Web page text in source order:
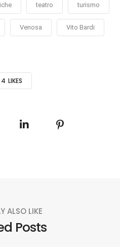
teatro turismo
Venosa Vito Bardi
4 LIKES
ALSO LIKE
Posts